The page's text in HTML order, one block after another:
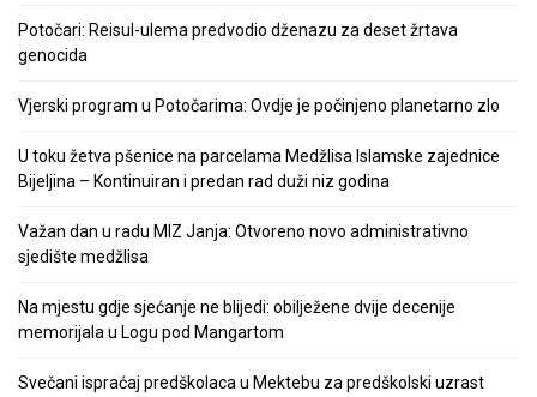
Potočari: Reisul-ulema predvodio dženazu za deset žrtava
genocida
Vjerski program u Potočarima: Ovdje je počinjeno planetarno zlo
U toku žetva pšenice na parcelama Medžlisa Islamske zajednice
Bijeljina – Kontinuiran i predan rad duži niz godina
Važan dan u radu MIZ Janja: Otvoreno novo administrativno
sjedište medžlisa
Na mjestu gdje sjećanje ne blijedi: obilježene dvije decenije
memorijala u Logu pod Mangartom
Svečani ispraćaj predškolaca u Mektebu za predškolski uzrast